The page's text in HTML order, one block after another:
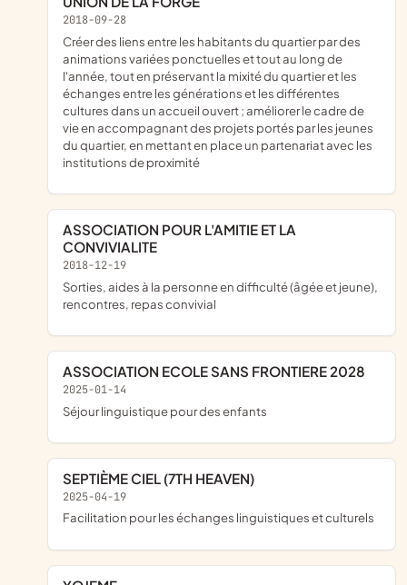
2018-09-28
créer des liens entre les habitants du quartier par des
animations variées ponctuelles et tout au long de
l'année, tout en préservant la mixité du quartier et les
échanges entre les générations et les différentes
cultures dans un accueil ouvert ; améliorer le cadre de
vie en accompagnant des projets portés par les jeunes
du quartier, en mettant en place un partenariat avec les
institutions de proximité
ASSOCIATION POUR L'AMITIE ET LA
CONVIVIALITE
2018-12-19
sorties, aides à la personne en difficulté (âgée et jeune),
rencontres, repas convivial
ASSOCIATION ECOLE SANS FRONTIERE 2028
2025-01-14
séjour linguistique pour des enfants
SEPTIÈME CIEL (7TH HEAVEN)
2025-04-19
facilitation pour les échanges linguistiques et culturels